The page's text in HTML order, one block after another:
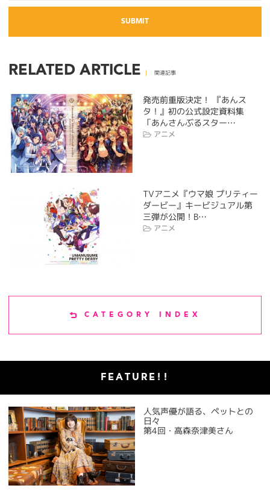
RELATED ARTICLE 関連記事
発売前重版決定！ 『あんス
タ！』初の公式設定資料集
「あんさんぶるスター…
アニメ
TVアニメ『ウマ娘 プリティー
ダービー』キービジュアル第
三弾が公開！B…
アニメ
CATEGORY INDEX
FEATURE!!
人気声優が語る、ペットとの
日々
第4回・高森奈津美さん